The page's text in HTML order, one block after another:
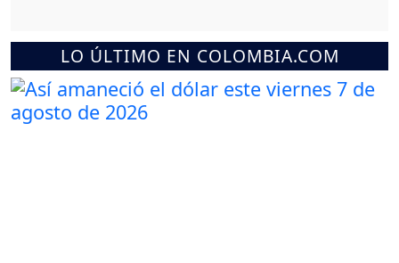
LO ÚLTIMO EN COLOMBIA.COM